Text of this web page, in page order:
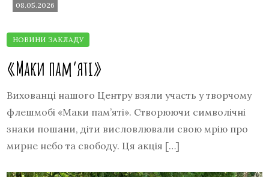
08.05.2026
«Маки пам’яті»
Вихованці нашого Центру взяли участь у творчому
флешмобі «Маки пам’яті». Створюючи символічні
знаки пошани, діти висловлювали свою мрію про
мирне небо та свободу. Ця акція […]